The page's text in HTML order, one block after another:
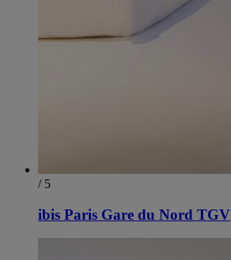
/ 5
ibis Paris Gare du Nord TGV